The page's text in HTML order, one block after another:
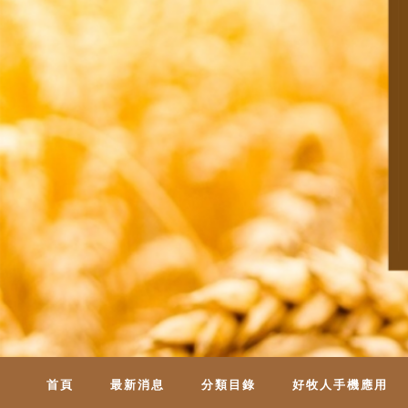
首頁 最新消息 分類目錄 好牧人手機應用